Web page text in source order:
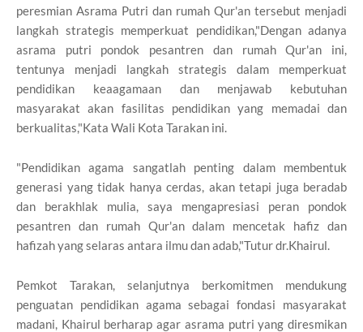
peresmian Asrama Putri dan rumah Qur'an tersebut menjadi
langkah strategis memperkuat pendidikan,"Dengan adanya
asrama putri pondok pesantren dan rumah Qur'an ini,
tentunya menjadi langkah strategis dalam memperkuat
pendidikan keaagamaan dan menjawab kebutuhan
masyarakat akan fasilitas pendidikan yang memadai dan
berkualitas,"Kata Wali Kota Tarakan ini.
"Pendidikan agama sangatlah penting dalam membentuk
generasi yang tidak hanya cerdas, akan tetapi juga beradab
dan berakhlak mulia, saya mengapresiasi peran pondok
pesantren dan rumah Qur'an dalam mencetak hafiz dan
hafizah yang selaras antara ilmu dan adab,"Tutur dr.Khairul.
Pemkot Tarakan, selanjutnya berkomitmen mendukung
penguatan pendidikan agama sebagai fondasi masyarakat
madani, Khairul berharap agar asrama putri yang diresmikan